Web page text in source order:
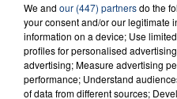
23 juillet 2026
INCENDIE MORTEL À
SON BÉBÉ ENTRE LA
Un homme s'est
We and our (447) partnersdo the
your consent and/or our legitimate
information on a device; Use
profiles for personalised
advertising; Measure advertising
performance; Understand
of data from different sources;